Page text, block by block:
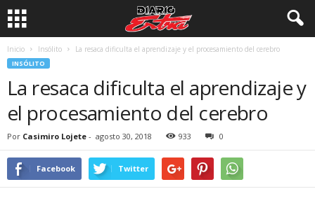
Inicio Insólito La resaca dificulta el aprendizaje y el procesamiento del cerebro
INSÓLITO
La resaca dificulta el aprendizaje y
el procesamiento del cerebro
Por Casimiro Lojete - agosto 30, 2018 933 0
Facebook Twitter